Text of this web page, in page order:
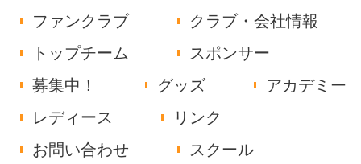
ファンクラブ
クラブ・会社情報
トップチーム
スポンサー
募集中！
グッズ
アカデミー
レディース
リンク
お問い合わせ
スクール